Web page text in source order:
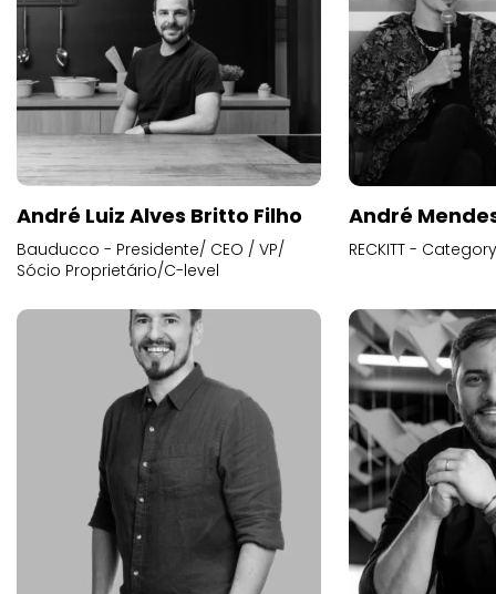
André Luiz Alves Britto Filho
Bauducco - Presidente/ CEO / VP/
Sócio Proprietário/C-level
André
RECKITT -